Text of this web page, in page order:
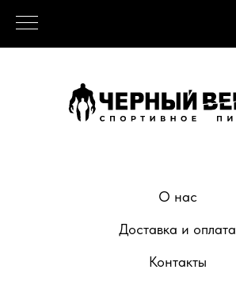
О нас
Доставка и оплата
Контакты